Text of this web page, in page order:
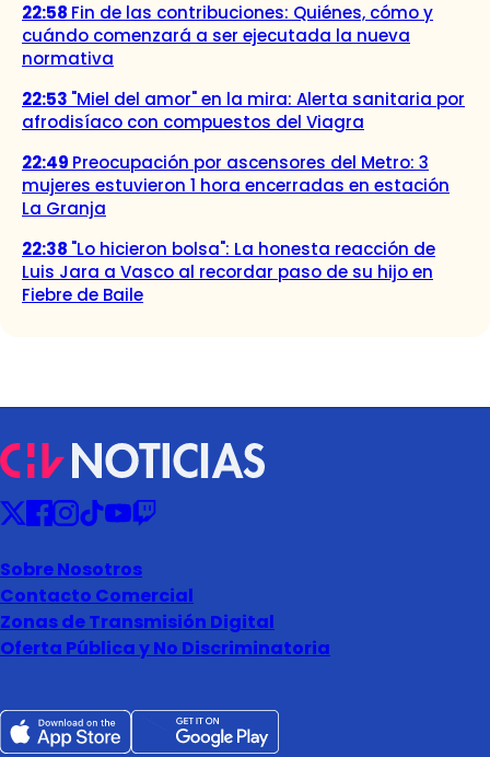
22:58 Fin de las contribuciones: Quiénes, cómo y
cuándo comenzará a ser ejecutada la nueva
normativa
22:53 "Miel del amor" en la mira: Alerta sanitaria por
afrodisíaco con compuestos del Viagra
22:49 Preocupación por ascensores del Metro: 3
mujeres estuvieron 1 hora encerradas en estación
La Granja
22:38 "Lo hicieron bolsa": La honesta reacción de
Luis Jara a Vasco al recordar paso de su hijo en
Fiebre de Baile
Sobre Nosotros
Contacto Comercial
Zonas de Transmisión Digital
Oferta Pública y No Discriminatoria